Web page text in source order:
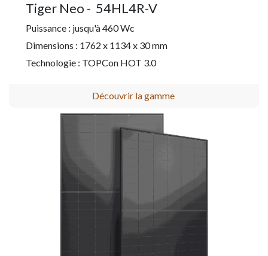
Tiger Neo - 54HL4R-V
Puissance : jusqu'à 460 Wc
Dimensions : 1762 x 1134 x 30 mm
Technologie : TOPCon HOT 3.0
Découvrir la gamme